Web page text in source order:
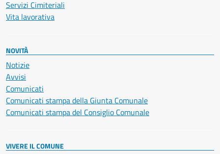
Servizi Cimiteriali
Vita lavorativa
NOVITÀ
Notizie
Avvisi
Comunicati
Comunicati stampa della Giunta Comunale
Comunicati stampa del Consiglio Comunale
VIVERE IL COMUNE